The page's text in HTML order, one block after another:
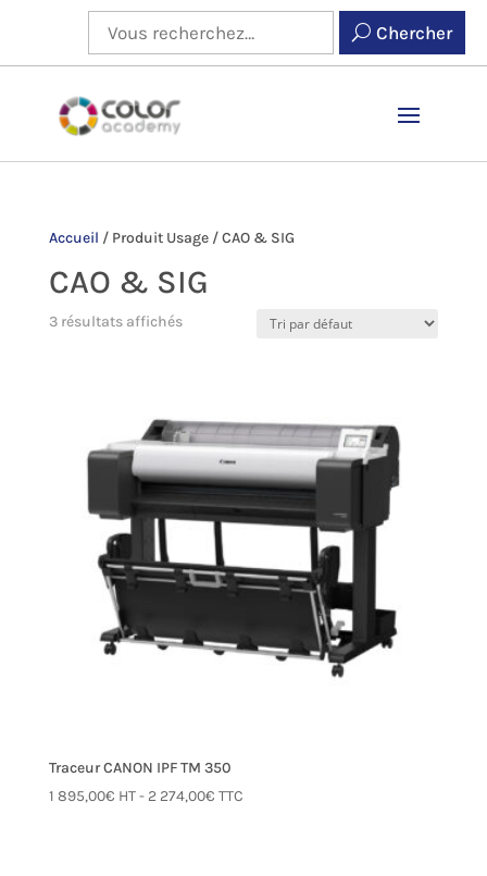
Chercher
Accueil / Produit Usage/CAO & SIG
CAO & SIG
3 résultats affichés
Traceur CANON IPF TM 350
1 895,00€ HT - 2 274,00€ TTC